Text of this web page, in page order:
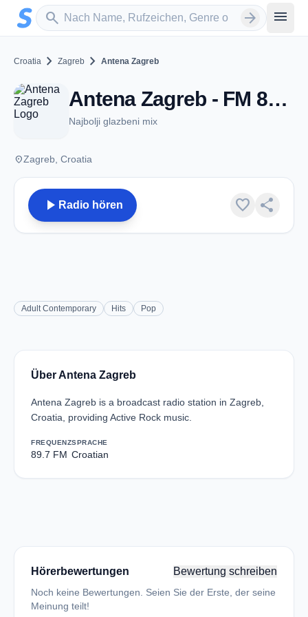
Zum Hauptinhalt springen
search
Sender suchen arrow_forward menu
Croatia chevron_right Zagreb chevron_right Antena Zagreb
Antena Zagreb - FM 89.7 - Zagreb
Najbolji glazbeni mix
placeZagreb, Croatia
play_arrow Radio hören favorite share
Adult Contemporary Hits Pop
Über Antena Zagreb
Antena Zagreb is a broadcast radio station in Zagreb,
Croatia, providing Active Rock music.
FREQUENZ
89.7 FM
SPRACHE
Croatian
Hörerbewertungen Bewertung schreiben
Noch keine Bewertungen. Seien Sie der Erste, der seine
Meinung teilt!